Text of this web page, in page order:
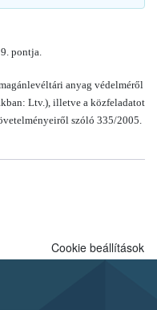
pontja.
anyag védelméről
Ltv.), illetve a közfeladatot
szóló 335/2005.
Cookie beállítások